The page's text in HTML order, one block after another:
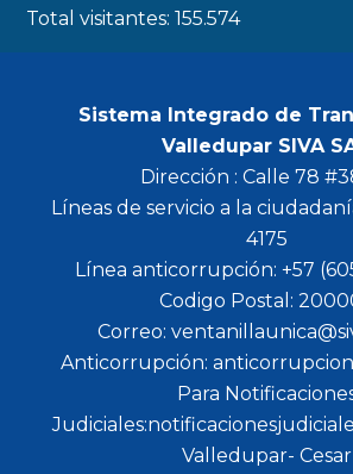
Total visitantes:155.574
Sistema Integrado de
Valledupar SIVA
Dirección : Calle 78
Líneas de servicio a la
4175
Línea anticorrupción: +57
Codigo Postal:
Correo:
Anticorrupción:
Para
Valledupar- Cesar